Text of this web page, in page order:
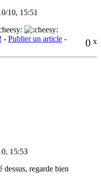
10, 15:51
0 x
- Publier un article -
15:53
dessus, regarde bien